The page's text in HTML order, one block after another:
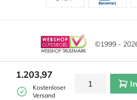
1.203,97
Kostenloser
Versand
©1999 -
Haftungsausschluss
Allgemeine Geschäftsbedingungen
Diese Website verwendet
Datenschutzerklärung für
|